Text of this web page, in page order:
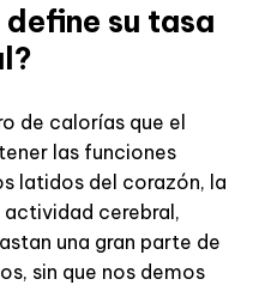
su tasa
de calorías que el
las funciones
latidos del corazón, la
actividad cerebral,
una gran parte de
sin que nos demos